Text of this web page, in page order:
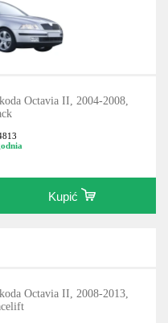
Octavia II, 2004-2008,
Kupić
Octavia II, 2008-2013,